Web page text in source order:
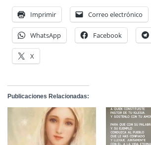
Imprimir Correo electrónico
WhatsApp Facebook
X
Publicaciones Relacionadas: